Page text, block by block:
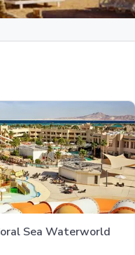
Sea Waterworld